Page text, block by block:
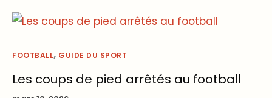
FOOTBALL, GUIDE DU SPORT
Les coups de pied arrêtés au football